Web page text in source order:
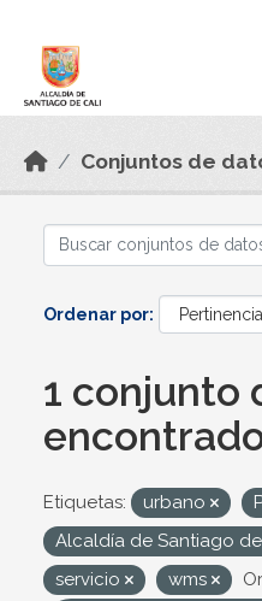
Conjuntos de
Ordenar por
1 conjunto
Etiquetas: urbano
Alcaldía de Santiago de
servicio
wms